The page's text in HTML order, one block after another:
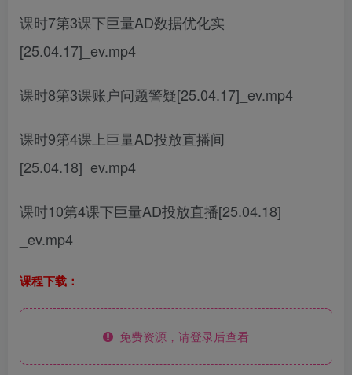
课时7第3课下巨量AD数据优化实
[25.04.17]_ev.mp4
课时8第3课账户问题警疑[25.04.17]_ev.mp4
课时9第4课上巨量AD投放直播间
[25.04.18]_ev.mp4
课时10第4课下巨量AD投放直播[25.04.18]
_ev.mp4
课程下载：
免费资源，请登录后查看